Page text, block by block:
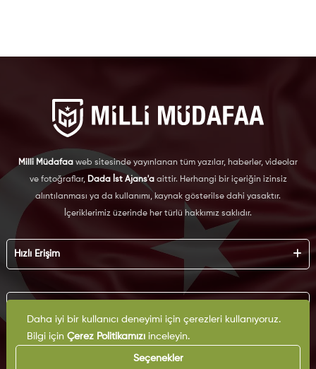
Milli Müdafaa web sitesinde yayınlanan tüm yazılar, haberler, videolar
ve fotoğraflar, Dada İst Ajans'aaittir. Herhangi bir içeriğin izinsiz
alıntılanması ya da kullanımı, kaynak gösterilse dahi yasaktır.
İçeriklerimiz üzerinde her türlü hakkımız saklıdır.
Hızlı Erişim
Künye
Reklam
İş Birliği
Arşiv
İletişim
KVKK
Çerez Politikası
Daha iyi bir kullanıcı deneyimi için çerezleri kullanıyoruz.
Bilgi için Çerez Politikamızıinceleyin.
Seçenekler